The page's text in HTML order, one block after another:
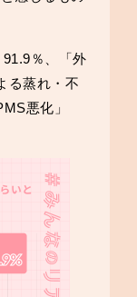
％、「外
る蒸れ・不
悪化」